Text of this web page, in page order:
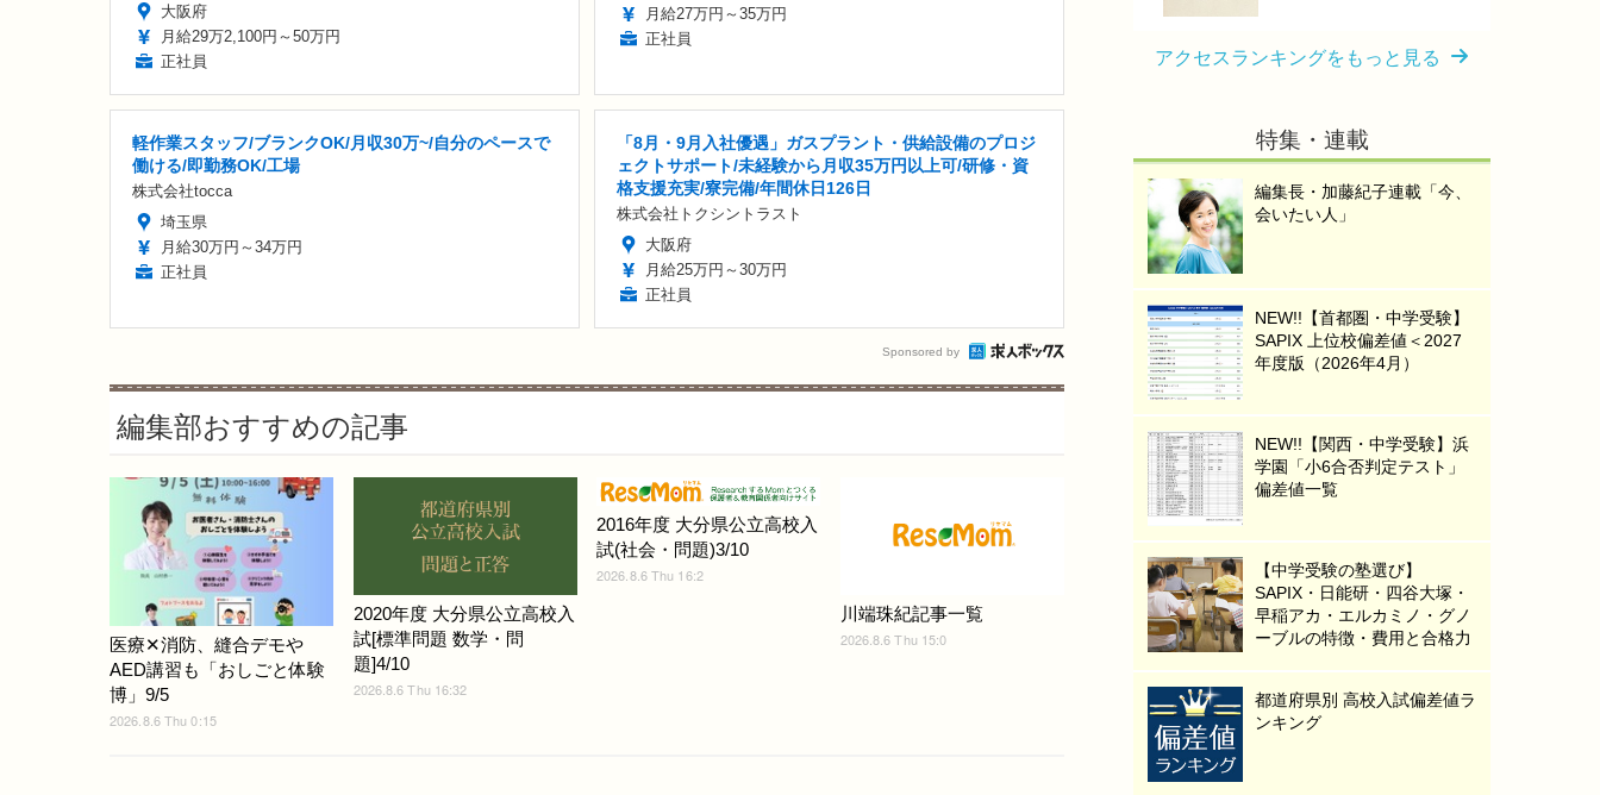
大阪府
月給29万2,100円～50万円
正社員
月給27万円～35万円
正社員
軽作業スタッフ/ブランクOK/月収30万~/自分のペースで
働ける/即勤務OK/工場
株式会社tocca
埼玉県
月給30万円～34万円
正社員
「8月・9月入社優遇」ガスプラント・供給設備のプロジ
ェクトサポート/未経験から月収35万円以上可/研修・資
格支援充実/寮完備/年間休日126日
株式会社トクシントラスト
大阪府
月給25万円～30万円
正社員
Sponsored by
編集部おすすめの記事
医療✕消防、縫合デモや
AED講習も「おしごと体験
博」9/5
2026.8.6 Thu 0:15
2020年度 大分県公立高校入
試[標準問題 数学・問
題]4/10
2026.8.6 Thu 16:32
2016年度 大分県公立高校入
試(社会・問題)3/10
2026.8.6 Thu 16:2
川端珠紀記事一覧
2026.8.6 Thu 15:0
アクセスランキングをもっと見る
特集・連載
編集長・加藤紀子連載「今、
会いたい人」
NEW!!【首都圏・中学受験】
SAPIX 上位校偏差値＜2027
年度版（2026年4月）
NEW!!【関西・中学受験】浜
学園「小6合否判定テスト」
偏差値一覧
【中学受験の塾選び】
SAPIX・日能研・四谷大塚・
早稲アカ・エルカミノ・グノ
ーブルの特徴・費用と合格力
都道府県別 高校入試偏差値ラ
ンキング